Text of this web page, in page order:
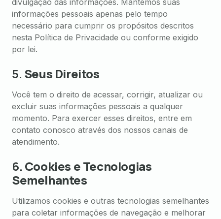
divulgação das informações. Mantemos suas
informações pessoais apenas pelo tempo
necessário para cumprir os propósitos descritos
nesta Política de Privacidade ou conforme exigido
por lei.
5. Seus Direitos
Você tem o direito de acessar, corrigir, atualizar ou
excluir suas informações pessoais a qualquer
momento. Para exercer esses direitos, entre em
contato conosco através dos nossos canais de
atendimento.
6. Cookies e Tecnologias
Semelhantes
Utilizamos cookies e outras tecnologias semelhantes
para coletar informações de navegação e melhorar